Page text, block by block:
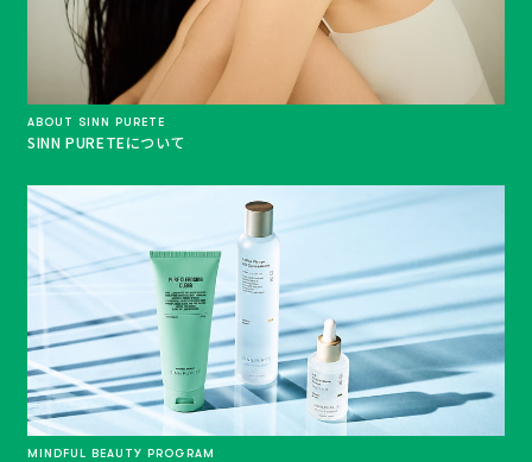
ABOUT SINN PURETE
SINN PURETEについて
MINDFUL BEAUTY PROGRAM